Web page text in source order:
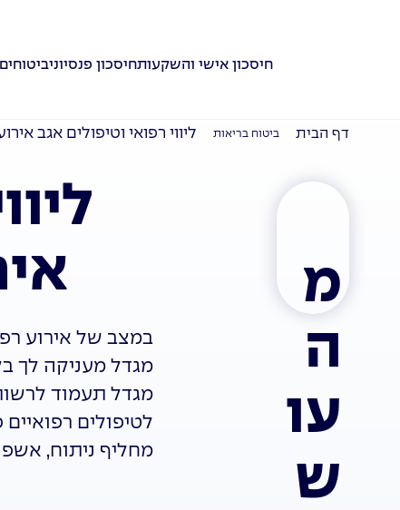
חיסכון אישי והשקעותחיסכון פנסיוני
דף הבית ביטוח בריאות ליווי רפואי וטיפולים אגב
במצב של אירוע
מגדל מעניקה לך
מגדל תעמוד
לטיפולים רפואיים
מחליף ניתוח, אשפוז מעל 3 ימים
מ
ה
עו
ש